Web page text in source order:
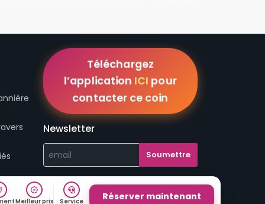
Meilleur prix Service Réserver maintenant
Téléchargez
l’application ICI pour
contacter ce coin
Newsletter